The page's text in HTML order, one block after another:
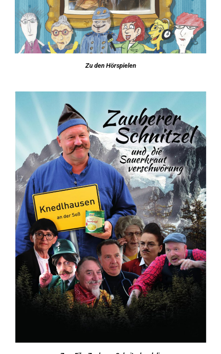
Zu den Hörspielen